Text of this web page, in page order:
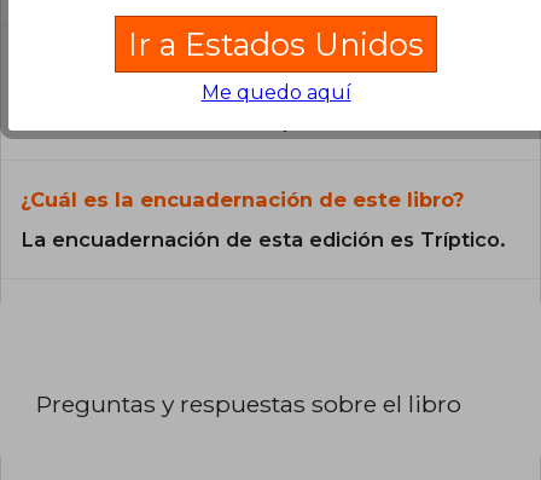
¿En qué Idioma está escrito el
¿Cuál es la encuadernación de este libro?
La encuadernación de esta edición es Tríptico.
Preguntas y respuestas sobre el libro
Ir a Estados Unidos
Me quedo aquí